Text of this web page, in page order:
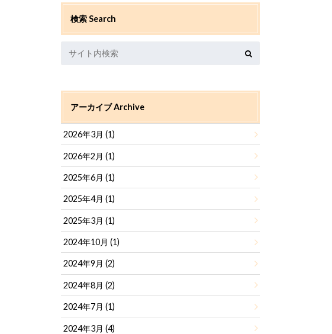
検索 Search
アーカイブ Archive
2026年3月 (1)
2026年2月 (1)
2025年6月 (1)
2025年4月 (1)
2025年3月 (1)
2024年10月 (1)
2024年9月 (2)
2024年8月 (2)
2024年7月 (1)
2024年3月 (4)